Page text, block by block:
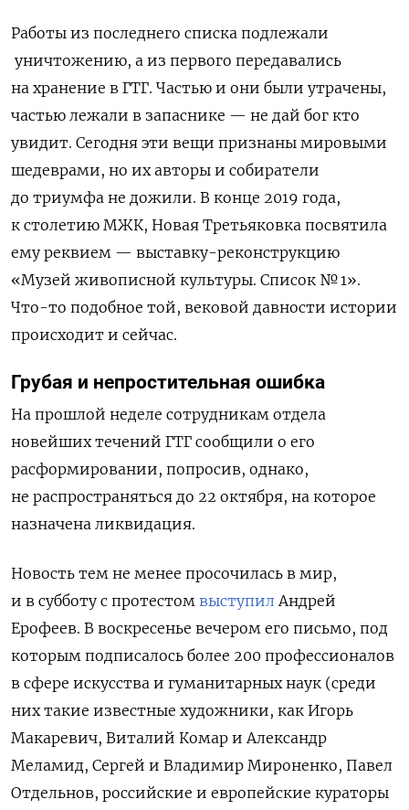
Работы из последнего списка подлежали
уничтожению, а из первого передавались
на хранение в ГТГ. Частью и они были утрачены,
частью лежали в запаснике — не дай бог кто
увидит. Сегодня эти вещи признаны мировыми
шедеврами, но их авторы и собиратели
до триумфа не дожили. В конце 2019 года,
к столетию МЖК, Новая Третьяковка посвятила
ему реквием — выставку-реконструкцию
«Музей живописной культуры. Список № 1».
Что-то подобное той, вековой давности истории
происходит и сейчас.
Грубая и непростительная ошибка
На прошлой неделе сотрудникам отдела
новейших течений ГТГ сообщили о его
расформировании, попросив, однако,
не распространяться до 22 октября, на которое
назначена ликвидация.
Новость тем не менее просочилась в мир,
и в субботу с протестом выступилАндрей
Ерофеев. В воскресенье вечером его письмо, под
которым подписалось более 200 профессионалов
в сфере искусства и гуманитарных наук (среди
них такие известные художники, как Игорь
Макаревич, Виталий Комар и Александр
Меламид, Сергей и Владимир Мироненко, Павел
Отдельнов, российские и европейские кураторы